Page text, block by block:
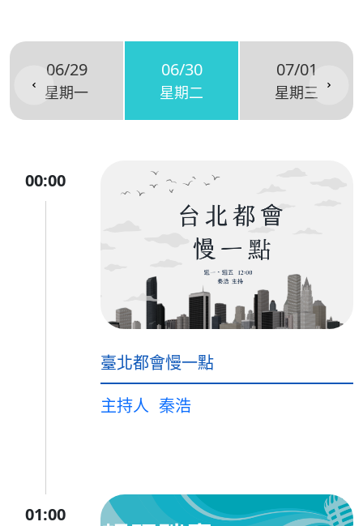
06/29
星期一
06/30
星期二
07/01
星期三
00:00
臺北都會慢一點
主持人 秦浩
01:00